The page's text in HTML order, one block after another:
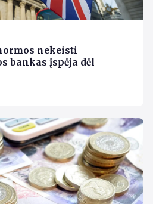
nekeisti
bankas įspėja dėl